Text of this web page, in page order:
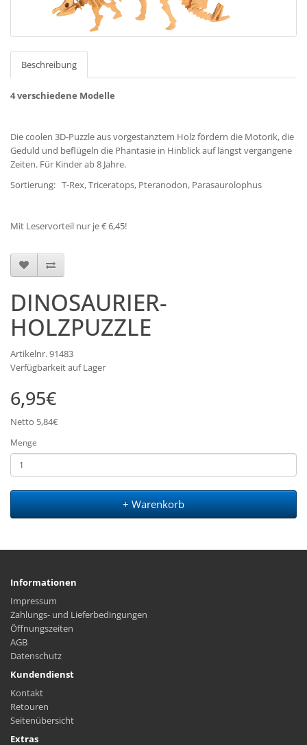
Beschreibung
4 verschiedene Modelle
Die coolen 3D-Puzzle aus vorgestanztem Holz fördern die Motorik, die
Geduld und beflügeln die Phantasie in Hinblick auf längst vergangene
Zeiten. Für Kinder ab 8 Jahre.
Sortierung: T-Rex, Triceratops, Pteranodon, Parasaurolophus
Mit Leservorteil nur je € 6,45!
DINOSAURIER-
HOLZPUZZLE
Artikelnr. 91483
Verfügbarkeit auf Lager
6,95€
Netto 5,84€
Menge
+ Warenkorb
Informationen
Impressum
Zahlungs- und Lieferbedingungen
Öffnungszeiten
AGB
Datenschutz
Kundendienst
Kontakt
Retouren
Seitenübersicht
Extras